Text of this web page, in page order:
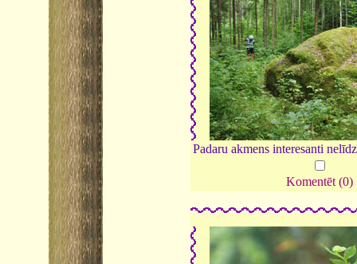
Padaru akmens interesanti
Komentēt (0)